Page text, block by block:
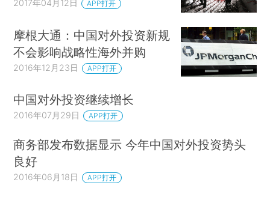
2017年04月12日 APP打开
摩根大通：中国对外投资新规
不会影响战略性海外并购
2016年12月23日 APP打开
中国对外投资继续增长
2016年07月29日 APP打开
商务部发布数据显示 今年中国对外投资势头
良好
2016年06月18日 APP打开